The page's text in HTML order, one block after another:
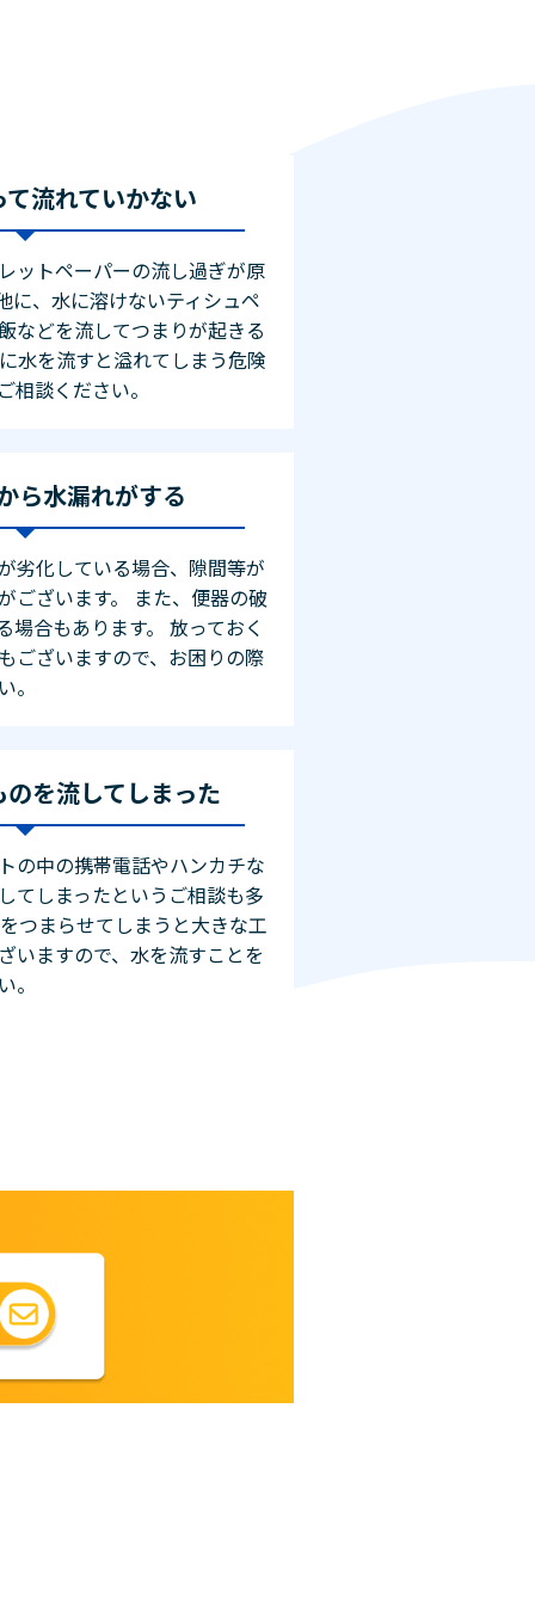
流れていかない
ットペーパーの流し過ぎが原
に、水に溶けないティシュペ
などを流してつまりが起きる
水を流すと溢れてしまう危険
相談ください。
ら水漏れがする
劣化している場合、隙間等が
ございます。 また、便器の破
場合もあります。 放っておく
ございますので、お困りの際
。
を流してしまった
の中の携帯電話やハンカチな
てしまったというご相談も多
つまらせてしまうと大きな工
いますので、水を流すことを
。